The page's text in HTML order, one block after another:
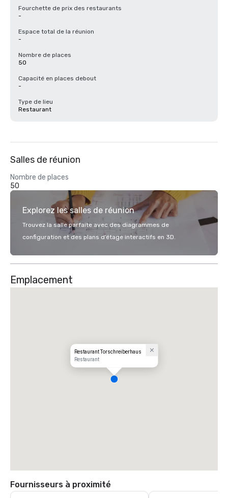
Fourchette de prix des restaurants
-
Espace total de la réunion
-
Nombre de places
50
Capacité en places debout
-
Type de lieu
Restaurant
Salles de réunion
Nombre de places
50
Explorez les salles de réunion
Trouvez la salle parfaite avec des diagrammes de
configuration et des plans d’étage interactifs en 3D.
Emplacement
Restaurant Torschreiberhaus
Restaurant
Fournisseurs à proximité